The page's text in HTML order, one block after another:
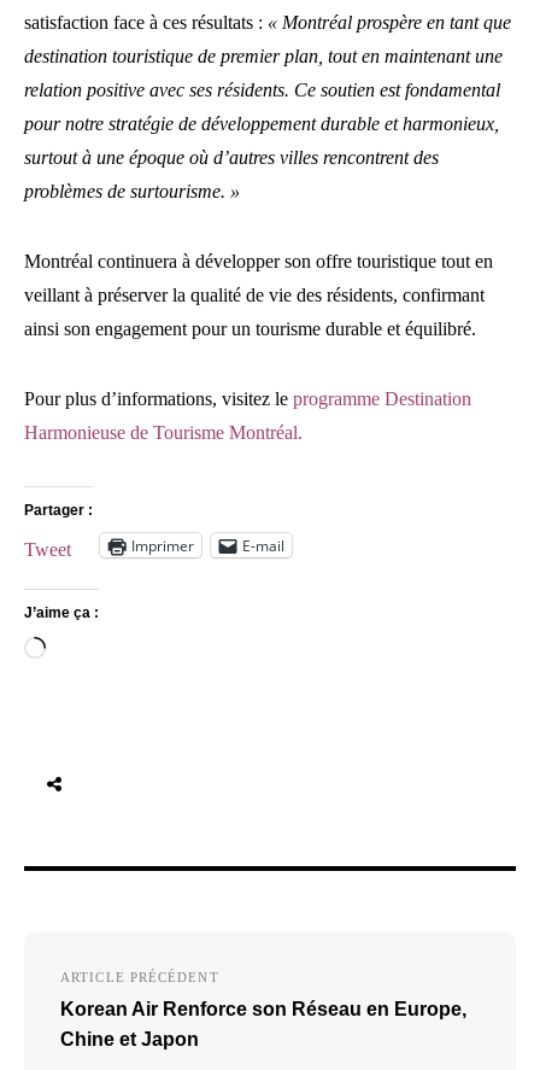
satisfaction face à ces résultats : « Montréal prospère en tant que
destination touristique de premier plan, tout en maintenant une
relation positive avec ses résidents. Ce soutien est fondamental
pour notre stratégie de développement durable et harmonieux,
surtout à une époque où d’autres villes rencontrent des
problèmes de surtourisme. »
Montréal continuera à développer son offre touristique tout en
veillant à préserver la qualité de vie des résidents, confirmant
ainsi son engagement pour un tourisme durable et équilibré.
Pour plus d’informations, visitez le programme Destination
Harmonieuse de Tourisme Montréal.
Partager :
Tweet Imprimer E-mail
J’aime ça :
Chargement…
l’article
ARTICLE PRÉCÉDENT
Korean Air Renforce son Réseau en Europe,
Chine et Japon